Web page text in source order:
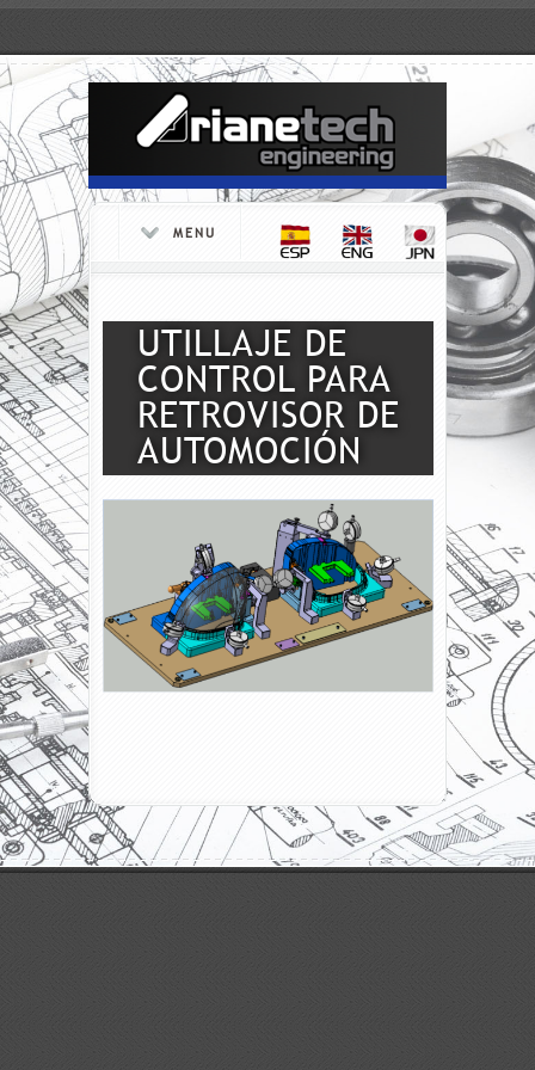
MENU
UTILLAJE DE
CONTROL PARA
RETROVISOR DE
AUTOMOCIÓN